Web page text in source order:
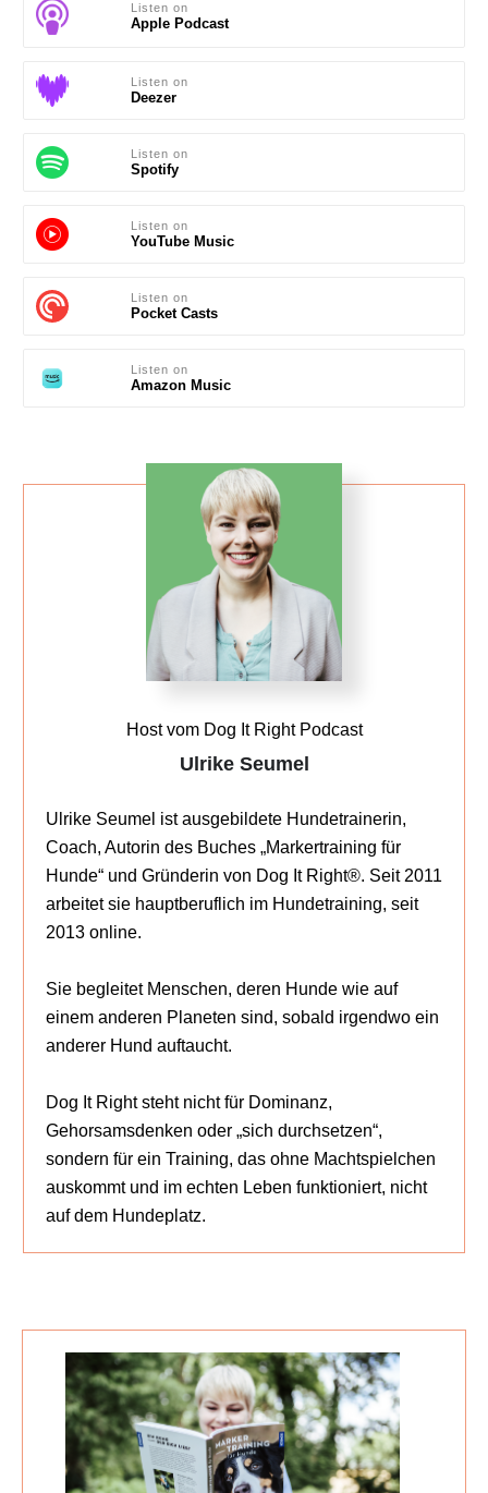
Listen on
Apple Podcast
Listen on
Deezer
Listen on
Spotify
Listen on
YouTube Music
Listen on
Pocket Casts
Listen on
Amazon Music
Host vom Dog It Right Podcast
Ulrike Seumel
Ulrike Seumel ist ausgebildete Hundetrainerin,
Coach, Autorin des Buches „Markertraining für
Hunde“ und Gründerin von Dog It Right®. Seit 2011
arbeitet sie hauptberuflich im Hundetraining, seit
2013 online.
Sie begleitet Menschen, deren Hunde wie auf
einem anderen Planeten sind, sobald irgendwo ein
anderer Hund auftaucht.
Dog It Right steht nicht für Dominanz,
Gehorsamsdenken oder „sich durchsetzen“,
sondern für ein Training, das ohne Machtspielchen
auskommt und im echten Leben funktioniert, nicht
auf dem Hundeplatz.